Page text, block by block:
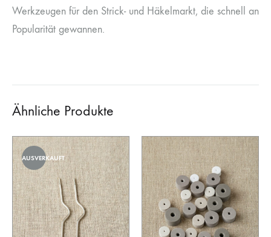
Werkzeugen für den Strick- und Häkelmarkt, die schnell an
Popularität gewannen.
Ähnliche Produkte
AUSVERKAUFT